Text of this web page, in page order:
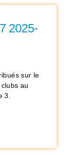
2025-
sur le
au
3.